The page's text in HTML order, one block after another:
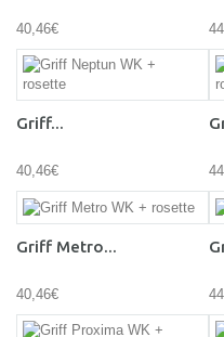
40,46€
Griff...
40,46€
Griff Metro...
40,46€